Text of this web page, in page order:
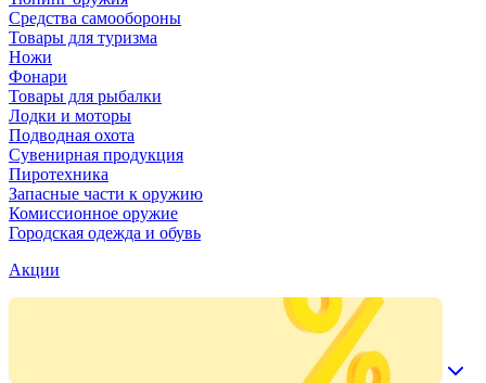
Средства самообороны
Товары для туризма
Ножи
Фонари
Товары для рыбалки
Лодки и моторы
Подводная охота
Сувенирная продукция
Пиротехника
Запасные части к оружию
Комиссионное оружие
Городская одежда и обувь
Акции